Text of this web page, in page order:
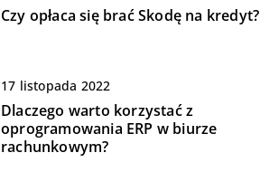
Czy opłaca się brać Skodę na kredyt?
17 listopada 2022
Dlaczego warto korzystać z
oprogramowania ERP w biurze
rachunkowym?